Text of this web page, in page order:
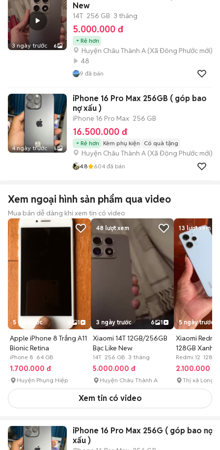
3 ngày trước 6
New
14T 256 GB 3 tháng
5.000.000 đ
Rẻ hơn
Huyện Châu Thành A (Xã Đông Phước mới)
48
9 đã bán
4 ngày trước 5
iPhone 16 Pro Max 256GB ( góp bao
nợ xấu )
iPhone 16 Pro Max 256 GB
16.500.000 đ
Rẻ hơn Kèm phụ kiện Có quà tặng
Huyện Châu Thành A (Xã Đông Phước mới)
4.8 604 đã bán
Xem ngoại hình sản phẩm qua video
Mua bán dễ dàng khi xem tin có video
5 giờ trước 1
Apple iPhone 8 Trắng A11
Bionic Retina
iPhone 8 64 GB
1.700.000 đ
Huyện Phụng Hiệp
48 lượt xem
3 ngày trước 6 1
Xiaomi 14T 12GB/256GB
Bạc Like New
14T 256 GB 3 tháng
5.000.000 đ
Huyện Châu Thành A
13 lượt xem
5 ngày trước
Xiaomi Redmi
128GB Xanh
Redmi 12 128
2.100.000 đ
Thị xã Long
Xem tin có video
iPhone 16 Pro Max 256G ( góp bao nợ
xấu )